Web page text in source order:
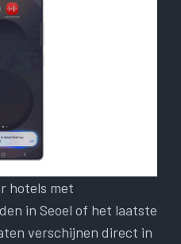
hotels met
in Seoel of het laatste
verschijnen direct in